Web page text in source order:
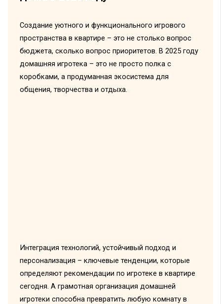
Создание уютного и функционального игрового
пространства в квартире – это не столько вопрос
бюджета, сколько вопрос приоритетов. В 2025 году
домашняя игротека – это не просто полка с
коробками, а продуманная экосистема для
общения, творчества и отдыха.
Интеграция технологий, устойчивый подход и
персонализация – ключевые тенденции, которые
определяют рекомендации по игротеке в квартире
сегодня. А грамотная организация домашней
игротеки способна превратить любую комнату в